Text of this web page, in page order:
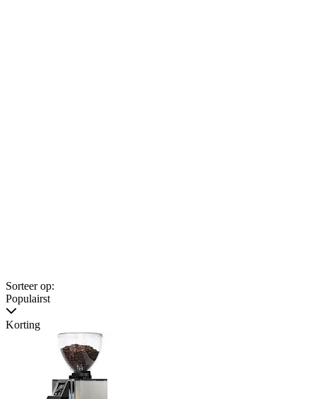
Sorteer op:
Populairst
Korting